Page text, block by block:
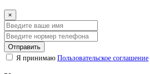
×
Отправить
Я принимаю Пользовательское соглашение